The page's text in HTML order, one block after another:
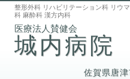
城内病院
整形外科 リハビリテーション科 リウ
科 麻酔科 漢方内科
佐賀県唐